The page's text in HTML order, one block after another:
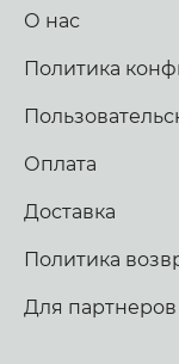
О нас
Политика
Оплата
Доставка
Политика
Для партнеров